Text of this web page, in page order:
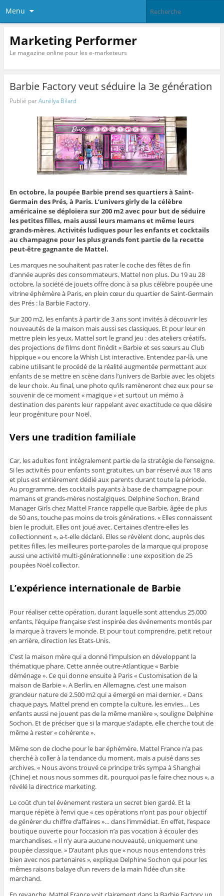
Menu
Marketing Performer
Le magazine online pour les e-marketeurs
Barbie Factory veut séduire la 3e génération
Publié parAurélya Bilard
En octobre, la poupée Barbie prend ses quartiers à Saint-
Germain des Prés, à Paris. L’univers girly de la célèbre
américaine se déploiera sur 200 m2 avec pour but de séduire
les petites filles, mais aussi leurs mamans et même leurs
grands-mères. Activités ludiques pour les enfants et cocktails
au champagne pour les plus grands font partie de la recette
peut-être gagnante de Mattel.
Les marques ne souhaitent pas rater le coche des fêtes de fin
d’année auprès des consommateurs. Mattel non plus. Du 19 au 28
octobre, la société de jouets offre donc à sa plus célèbre poupée une
vitrine éphémère à Paris, en plein cœur du quartier de Saint-Germain
des Prés : la Barbie Factory.
Sur 200 m2, les enfants à partir de 3 ans sont invités à découvrir les
nouveautés de la maison mais aussi ses classiques. Et pour leur en
mettre plein les yeux, Mattel sort le grand jeu : des ateliers créatifs,
des projections de films dont l’inédit « Barbie et ses sœurs au Club
hippique » ou encore la Whish List interactive. Entendez par-là, une
cabine utilisant le procédé de la réalité augmentée permettant aux
enfants de se mettre en scène dans l’univers de Barbie avec les objets
de leur choix. Au final, une photo qu’ils ramèneront chez eux pour se
souvenir de ce moment « magique » et surtout un mémo à
destination des parents leur rappelant avec exactitude ce que désire
leur progéniture pour Noël.
Vers une tradition familiale
Car, les adultes font intégralement partie de la stratégie de l’enseigne.
Si les activités pour enfants sont gratuites, un bar réservé aux 18 ans
et plus est entièrement dédié aux parents durant toute la période.
Au programme, des cocktails payants à base de champagne pour
mamans et grands-mères nostalgiques. Delphine Sochon, Brand
Manager Girls chez Mattel France rappelle que Barbie, âgée de plus
de 50 ans, touche pas moins de trois générations. « Elles connaissent
bien le produit. Elles ont joué avec. Certaines d’entre-elles les
collectionnent », a-t-elle déclaré. Elles se révèlent donc, auprès des
petites filles, les meilleures porte-paroles de la marque qui propose
aussi une activité multi-générationnelle : une exposition de 25
poupées Noël collector.
L’expérience internationale de Barbie
Pour réaliser cette opération, durant laquelle sont attendus 25.000
enfants, l’équipe française s’est inspirée des événements montés par
la marque à travers le monde. Et pour tout comprendre, petit retour
en arrière, direction les Etats-Unis.
C’est la maison mère qui a donné l’impulsion en développant la
thématique phare. Cette année outre-Atlantique « Barbie
déménage ». Ce qui donne ensuite à Paris « Customisation de la
maison de Barbie ». A Berlin, en Allemagne, c’est une maison
grandeur nature de 2.500 m2 qui a émergé en mai dernier. « Dans
chaque pays, Mattel prend en compte la culture, les envies… Les
enfants aussi ne jouent pas de la même manière », souligne Delphine
Sochon. Et de préciser que si la marque s’adapte, elle cherche tout de
même à rester « cohérente ».
Même son de cloche pour le bar éphémère. Mattel France n’a pas
cherché à coller à la tendance du moment, mais a puisé dans ses
archives. « Nous avons trouvé ce principe très sympa à Shanghai
(Chine) et nous nous sommes dit, pourquoi pas le faire chez nous », a
révélé la directrice marketing.
Le coût d’un tel événement restera un secret bien gardé. Et la
marque répète à l’envi que « ces opérations n’ont pas pour objectif
de générer du chiffre d’affaires »… dans l’immédiat. En effet, l’espace
boutique ouverte pour l’occasion n’a pas vocation à écouler des
marchandises. « Il n’y aura aucune nouveauté, uniquement une
poupée classique. » D’autant plus que « nous nous entendons très
bien avec nos partenaires », explique Delphine Sochon qui pour les
mêmes raisons balaye d’un revers de la main l’idée d’un site
marchand.